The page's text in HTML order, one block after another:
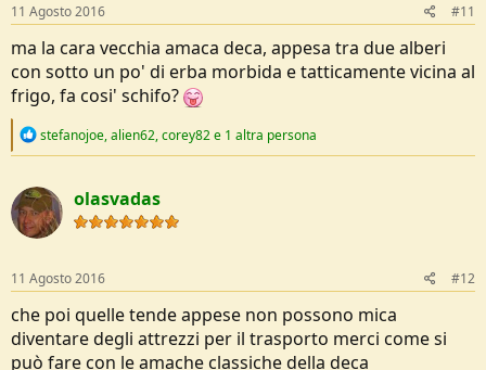
11 Agosto 2016 #11
ma la cara vecchia amaca deca, appesa tra due alberi
con sotto un po' di erba morbida e tatticamente vicina al
frigo, fa cosi' schifo?
R
c
t
i
o
s
:
stefanojoe,alien62,corey82e 1 altra persona
olasvadas
11 Agosto 2016 #12
che poi quelle tende appese non possono mica
diventare degli attrezzi per il trasporto merci come si
può fare con le amache classiche della deca